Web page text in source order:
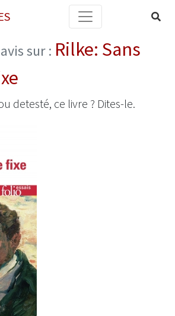
sur : Rilke: Sans
detesté, ce livre ? Dites-le.